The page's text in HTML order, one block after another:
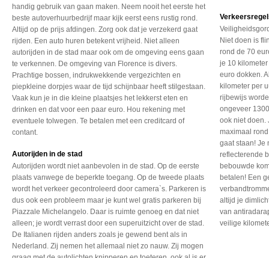
handig gebruik van gaan maken. Neem nooit het eerste het
beste autoverhuurbedrijf maar kijk eerst eens rustig rond.
Altijd op de prijs afdingen. Zorg ook dat je verzekerd gaat
rijden. Een auto huren betekent vrijheid. Niet alleen
autorijden in de stad maar ook om de omgeving eens gaan
te verkennen. De omgeving van Florence is divers.
Prachtige bossen, indrukwekkende vergezichten en
piepkleine dorpjes waar de tijd schijnbaar heeft stilgestaan.
Vaak kun je in die kleine plaatsjes het lekkerst eten en
drinken en dat voor een paar euro. Hou rekening met
eventuele tolwegen. Te betalen met een creditcard of
contant.
Autorijden in de stad
Autorijden wordt niet aanbevolen in de stad. Op de eerste
plaats vanwege de beperkte toegang. Op de tweede plaats
wordt het verkeer gecontroleerd door camera`s. Parkeren is
dus ook een probleem maar je kunt wel gratis parkeren bij
Piazzale Michelangelo. Daar is ruimte genoeg en dat niet
alleen; je wordt verrast door een superuitzicht over de stad.
De Italianen rijden anders zoals je gewend bent als in
Nederland. Zij nemen het allemaal niet zo nauw. Zij mogen
Niet doen is
rond de 70
je 10
euro dokken.
kilometer per
rijbewijs
ongeveer
ook niet doen.
maximaal
gaat staan! Je
reflecterende
bebouwde
betalen! Een
altijd je
van
veilige